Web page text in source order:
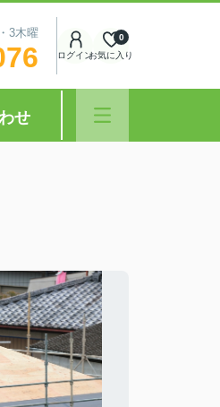
3木曜
ログインお気に入り
0
せ